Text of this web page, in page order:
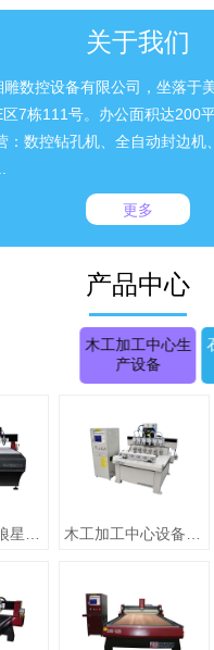
关于我们
数控设备有限公司，坐落于
7栋111号。办公面积达200
：数控钻孔机、全自动封边机
更多
产品中心
木工加工中心生
产设备